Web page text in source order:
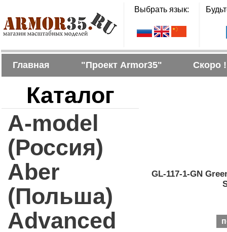
Выбрать язык:
Главная "Проект Armor35" Скоро !
Каталог
A-model
(Россия)
Aber
(Польша)
Advanced
GL-117-1-GN